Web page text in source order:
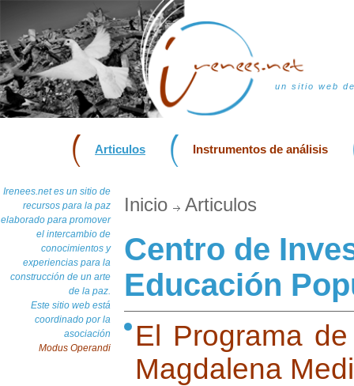
un sitio web
Articulos Instrumentos de análisis
Irenees.net es un sitio de
recursos para la paz
elaborado para promover
el intercambio de
conocimientos y
experiencias para la
construcción de un arte
de la paz.
Este sitio web está
coordinado por la
asociación
Modus Operandi
Inicio Articulos
Centro de
Educación
El Programa
Magdalena